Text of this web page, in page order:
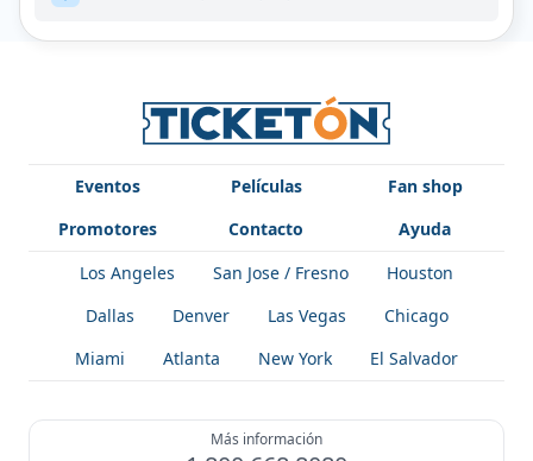
Eventos Películas
Fan shop
Promotores
Contacto
Ayuda
Los Angeles
San Jose / Fresno
Houston
Dallas
Denver Las Vegas
Chicago
Miami
Atlanta New York El Salvador
Más información